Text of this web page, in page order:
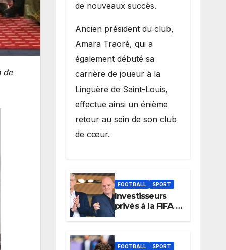
de
de nouveaux succès.
Ancien président du club,
Amara Traoré, qui a
également débuté sa
carrière de joueur à la
Linguère de Saint-Louis,
effectue ainsi un énième
retour au sein de son club
de cœur.
FOOTBALL SPORT
Investisseurs
privés à la FIFA :
Arsène Wenger,
cabinet
d’Infantino, brise
FOOTBALL SPORT